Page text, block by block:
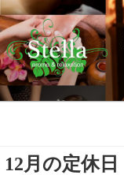
コ
ン
テ
ン
ツ
へ
ッ12月の定休日